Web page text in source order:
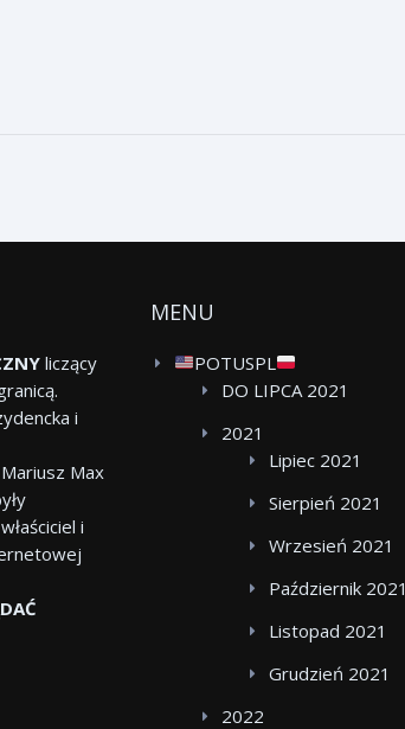
liczący
i
Max
i
MENU
POTUSPL
DO LIPCA 2021
2021
Lipiec 2021
Sierpień 2021
Wrzesień 2021
Październik 2021
Listopad 2021
Grudzień 2021
2022